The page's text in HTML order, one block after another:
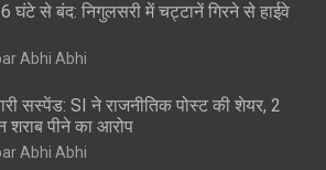
घंटे से बंद: निगुलसरी में चट्टानें गिरने से हाईवे
Abhi Abhi
सस्पेंड: SI ने राजनीतिक पोस्ट की शेयर, 2
शराब पीने का आरोप
Abhi Abhi